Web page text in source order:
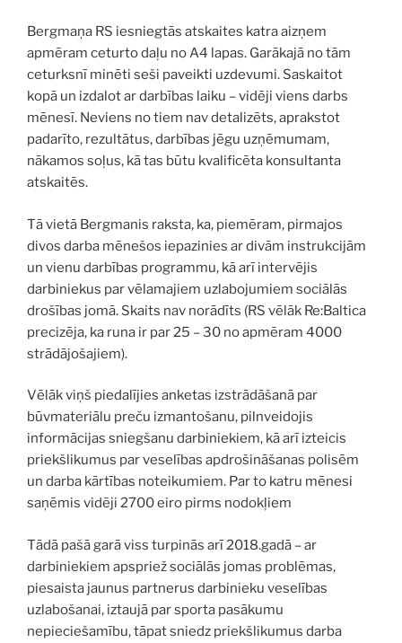
Bergmaņa RS iesniegtās atskaites katra aizņem
apmēram ceturto daļu no A4 lapas. Garākajā no tām
ceturksnī minēti seši paveikti uzdevumi. Saskaitot
kopā un izdalot ar darbības laiku – vidēji viens darbs
mēnesī. Neviens no tiem nav detalizēts, aprakstot
padarīto, rezultātus, darbības jēgu uzņēmumam,
nākamos soļus, kā tas būtu kvalificēta konsultanta
atskaitēs.
Tā vietā Bergmanis raksta, ka, piemēram, pirmajos
divos darba mēnešos iepazinies ar divām instrukcijām
un vienu darbības programmu, kā arī intervējis
darbiniekus par vēlamajiem uzlabojumiem sociālās
drošības jomā. Skaits nav norādīts (RS vēlāk Re:Baltica
precizēja, ka runa ir par 25 – 30 no apmēram 4000
strādājošajiem).
Vēlāk viņš piedalījies anketas izstrādāšanā par
būvmateriālu preču izmantošanu, pilnveidojis
informācijas sniegšanu darbiniekiem, kā arī izteicis
priekšlikumus par veselības apdrošināšanas polisēm
un darba kārtības noteikumiem. Par to katru mēnesi
saņēmis vidēji 2700 eiro pirms nodokļiem
Tādā pašā garā viss turpinās arī 2018.gadā – ar
darbiniekiem apspriež sociālās jomas problēmas,
piesaista jaunus partnerus darbinieku veselības
uzlabošanai, iztaujā par sporta pasākumu
nepieciešamību, tāpat sniedz priekšlikumus darba